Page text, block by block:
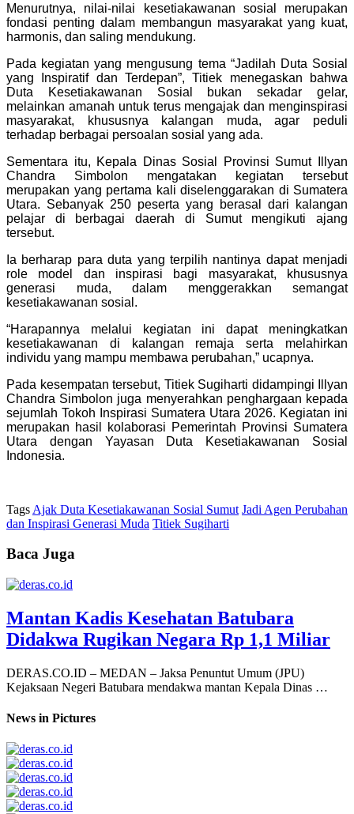
Menurutnya, nilai-nilai kesetiakawanan sosial merupakan
fondasi penting dalam membangun masyarakat yang kuat,
harmonis, dan saling mendukung.
Pada kegiatan yang mengusung tema “Jadilah Duta Sosial
yang Inspiratif dan Terdepan”, Titiek menegaskan bahwa
Duta Kesetiakawanan Sosial bukan sekadar gelar,
melainkan amanah untuk terus mengajak dan menginspirasi
masyarakat, khususnya kalangan muda, agar peduli
terhadap berbagai persoalan sosial yang ada.
Sementara itu, Kepala Dinas Sosial Provinsi Sumut Illyan
Chandra Simbolon mengatakan kegiatan tersebut
merupakan yang pertama kali diselenggarakan di Sumatera
Utara. Sebanyak 250 peserta yang berasal dari kalangan
pelajar di berbagai daerah di Sumut mengikuti ajang
tersebut.
Ia berharap para duta yang terpilih nantinya dapat menjadi
role model dan inspirasi bagi masyarakat, khususnya
generasi muda, dalam menggerakkan semangat
kesetiakawanan sosial.
“Harapannya melalui kegiatan ini dapat meningkatkan
kesetiakawanan di kalangan remaja serta melahirkan
individu yang mampu membawa perubahan,” ucapnya.
Pada kesempatan tersebut, Titiek Sugiharti didampingi Illyan
Chandra Simbolon juga menyerahkan penghargaan kepada
sejumlah Tokoh Inspirasi Sumatera Utara 2026. Kegiatan ini
merupakan hasil kolaborasi Pemerintah Provinsi Sumatera
Utara dengan Yayasan Duta Kesetiakawanan Sosial
Indonesia.
Tags Ajak Duta Kesetiakawanan Sosial Sumut Jadi Agen Perubahan
dan Inspirasi Generasi Muda Titiek Sugiharti
Baca Juga
Mantan Kadis Kesehatan Batubara
Didakwa Rugikan Negara Rp 1,1 Miliar
DERAS.CO.ID – MEDAN – Jaksa Penuntut Umum (JPU)
Kejaksaan Negeri Batubara mendakwa mantan Kepala Dinas …
News in Pictures